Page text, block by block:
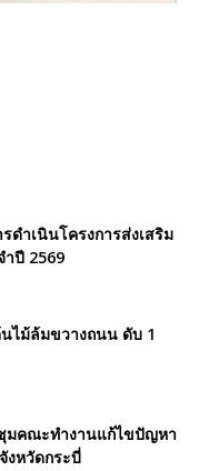
ดำเนินโครงการส่งเสริม
ำปี 2569
ไม้ล้มขวางถนน ดับ 1
มคณะทำงานแก้ไขปัญหา
งหวัดกระบี่